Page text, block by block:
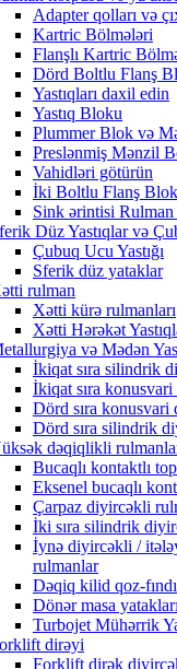
Adapter qolları və
Kartric Bölmələri
Flanşlı Kartric
Dörd Boltlu Flanş
Yastıqları daxil edin
Yastıq Bloku
Plummer Blok və
Preslənmiş Mənzil
Vahidləri götürün
İki Boltlu Flanş
Sink ərintisi
Düz Yastıqlar və
Çubuq Ucu Yastığı
Sferik düz yataklar
rulman
Xətti kürə rulmanları
Xətti Hərəkət
və Mədən
İkiqat sıra silindrik
İkiqat sıra
Dörd sıra
Dörd sıra silindrik
dəqiqlikli
Bucaqlı kontaktlı
Eksenel bucaqlı
Çarpaz diyircəkli
İki sıra silindrik
İynə diyircəkli /
rulmanlar
Dəqiq kilid qoz-
Dönər masa yatakları
Turbojet Mühərrik
dirəyi
Forklift dirək